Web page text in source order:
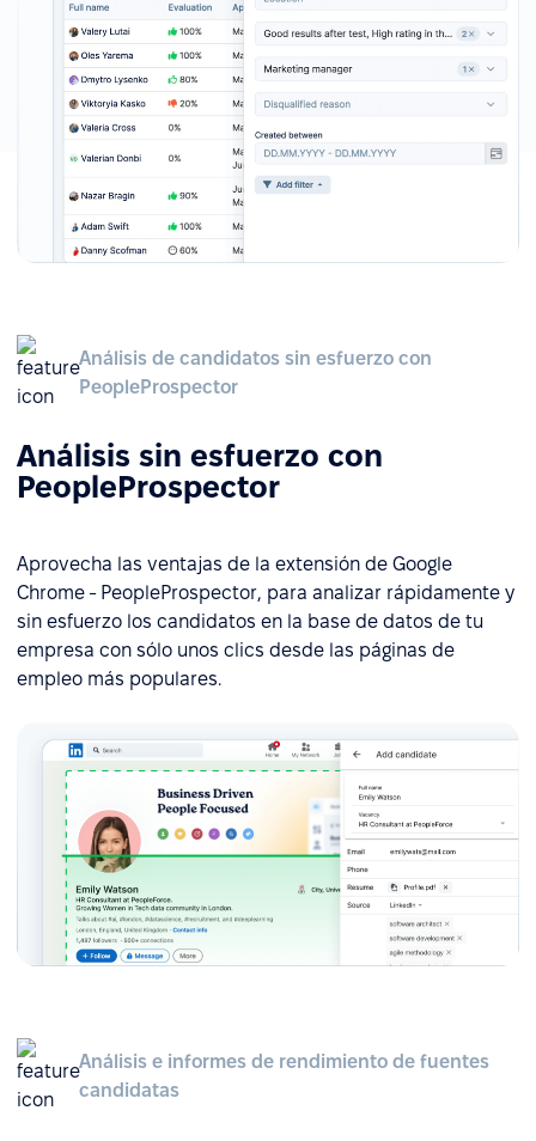
Análisis de candidatos sin esfuerzo con
PeopleProspector
Análisis sin esfuerzo con
PeopleProspector
Aprovecha las ventajas de la extensión de Google
Chrome - PeopleProspector, para analizar rápidamente y
sin esfuerzo los candidatos en la base de datos de tu
empresa con sólo unos clics desde las páginas de
empleo más populares.
Análisis e informes de rendimiento de fuentes
candidatas